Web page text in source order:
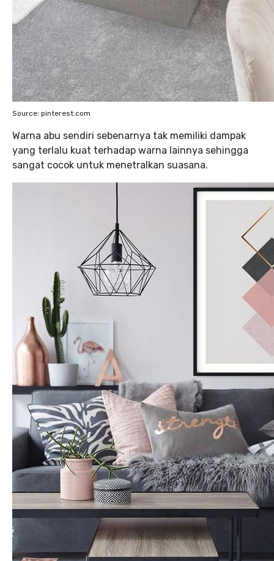
Source: pinterest.com
Warna abu sendiri sebenarnya tak memiliki dampak
yang terlalu kuat terhadap warna lainnya sehingga
sangat cocok untuk menetralkan suasana.